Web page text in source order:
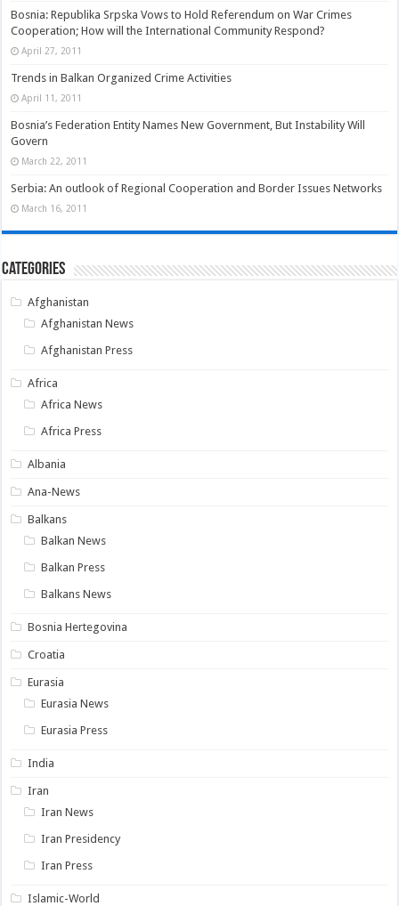
Bosnia: Republika Srpska Vows to Hold Referendum on War Crimes
Cooperation; How will the International Community Respond?
April 27, 2011
Trends in Balkan Organized Crime Activities
April 11, 2011
Bosnia’s Federation Entity Names New Government, But Instability Will
Govern
March 22, 2011
Serbia: An outlook of Regional Cooperation and Border Issues Networks
March 16, 2011
Categories
Afghanistan
Afghanistan News
Afghanistan Press
Africa
Africa News
Africa Press
Albania
Ana-News
Balkans
Balkan News
Balkan Press
Balkans News
Bosnia Hertegovina
Croatia
Eurasia
Eurasia News
Eurasia Press
India
Iran
Iran News
Iran Presidency
Iran Press
Islamic-World